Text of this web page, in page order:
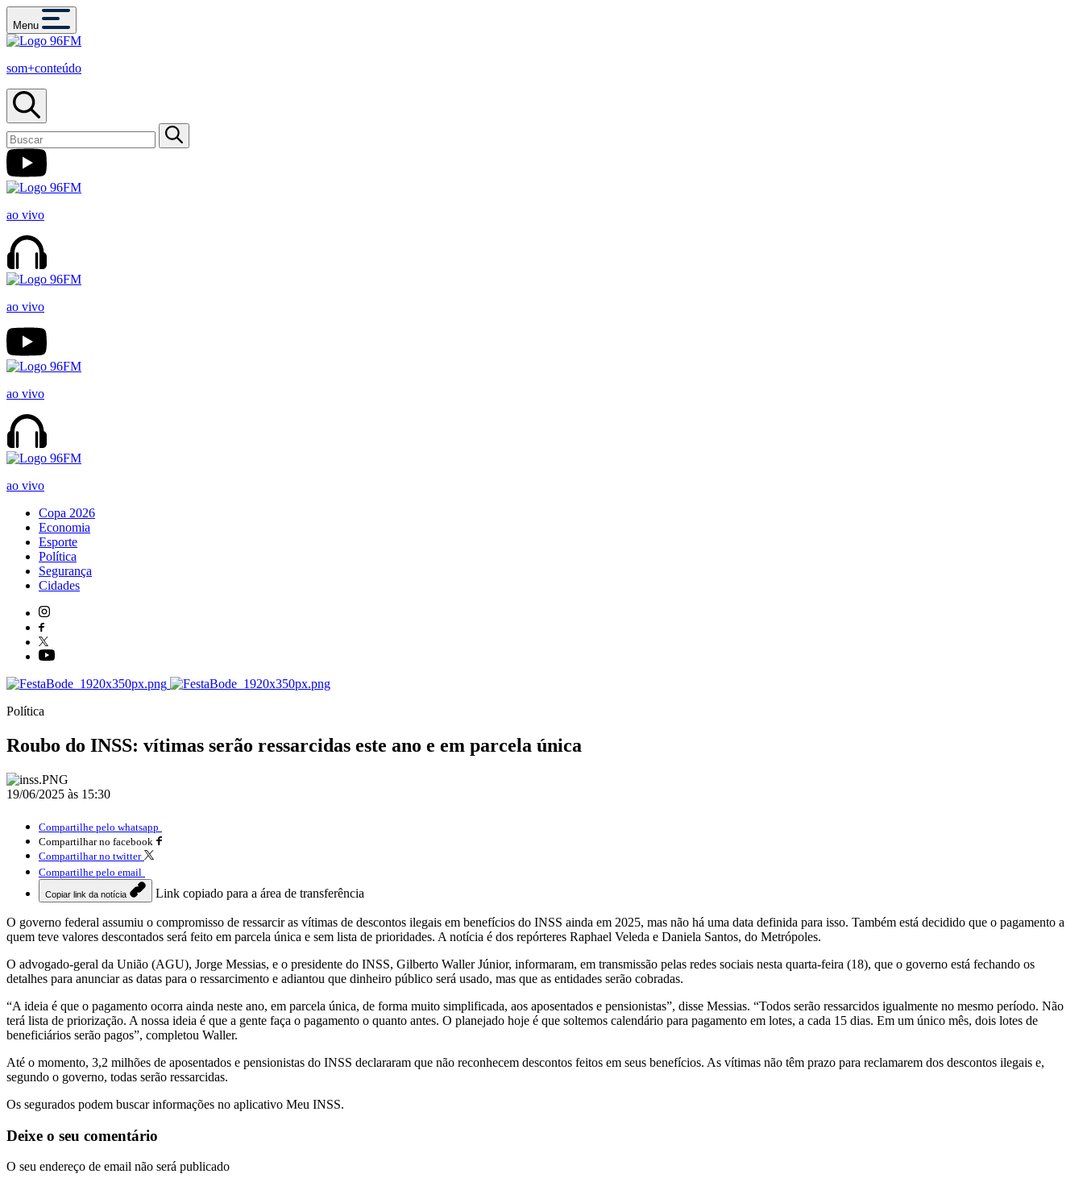
Menu
som+conteúdo
ao vivo
ao vivo
ao vivo
ao vivo
Copa 2026
Economia
Esporte
Política
Segurança
Cidades
Política
Roubo do INSS: vítimas serão ressarcidas este ano e em parcela única
19/06/2025 às 15:30
Compartilhe pelo whatsapp
Compartilhar no facebook
Compartilhar no twitter
Compartilhe pelo email
Copiar link da notícia Link copiado para a área de transferência
O governo federal assumiu o compromisso de ressarcir as vítimas de descontos ilegais em benefícios do INSS ainda em 2025, mas não há uma data definida para isso. Também está decidido que o pagamento a
quem teve valores descontados será feito em parcela única e sem lista de prioridades. A notícia é dos repórteres Raphael Veleda e Daniela Santos, do Metrópoles.
O advogado-geral da União (AGU), Jorge Messias, e o presidente do INSS, Gilberto Waller Júnior, informaram, em transmissão pelas redes sociais nesta quarta-feira (18), que o governo está fechando os
detalhes para anunciar as datas para o ressarcimento e adiantou que dinheiro público será usado, mas que as entidades serão cobradas.
“A ideia é que o pagamento ocorra ainda neste ano, em parcela única, de forma muito simplificada, aos aposentados e pensionistas”, disse Messias. “Todos serão ressarcidos igualmente no mesmo período. Não
terá lista de priorização. A nossa ideia é que a gente faça o pagamento o quanto antes. O planejado hoje é que soltemos calendário para pagamento em lotes, a cada 15 dias. Em um único mês, dois lotes de
beneficiários serão pagos”, completou Waller.
Até o momento, 3,2 milhões de aposentados e pensionistas do INSS declararam que não reconhecem descontos feitos em seus benefícios. As vítimas não têm prazo para reclamarem dos descontos ilegais e,
segundo o governo, todas serão ressarcidas.
Os segurados podem buscar informações no aplicativo Meu INSS.
Deixe o seu comentário
O seu endereço de email não será publicado